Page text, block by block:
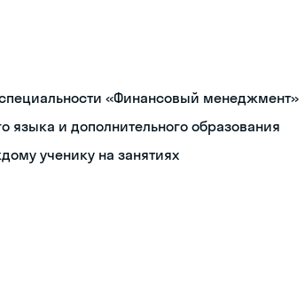
«Финансовый менеджмент»
языка и дополнительного образования
ученику на занятиях